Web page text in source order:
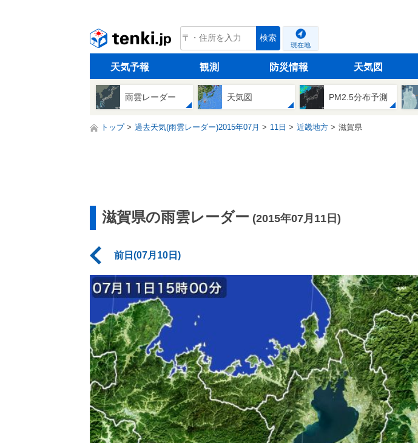
tenki.jp 検索
現在地
天気予報 観測 防災情報 天気図
雨雲レーダー 天気図 PM2.5分布予測
トップ 過去天気(雨雲レーダー)2015年07月 11日 近畿地方 滋賀県
滋賀県の雨雲レーダー (2015年07月11日)
前日(07月10日)